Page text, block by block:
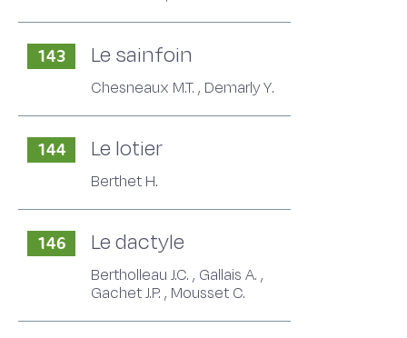
143 Le sainfoin
Chesneaux M.T. , Demarly Y.
144 Le lotier
Berthet H.
146 Le dactyle
Bertholleau J.C. , Gallais A. ,
Gachet J.P. , Mousset C.